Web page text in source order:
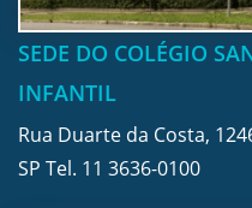
SEDE DO COLÉGIO
INFANTIL
Rua Duarte da Costa,
SP Tel. 11 3636-0100